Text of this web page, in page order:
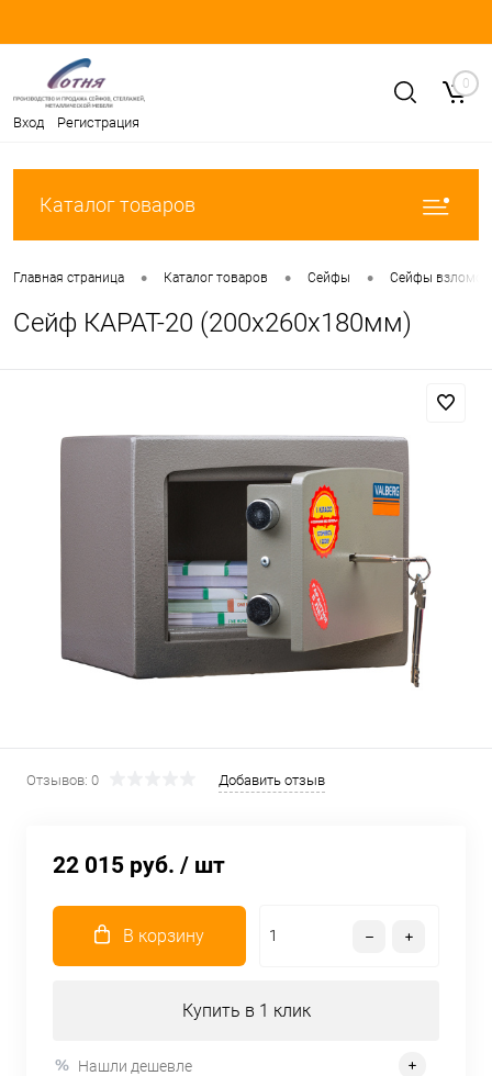
Вход Регистрация
0
Каталог товаров
Главная страница • Каталог товаров • Сейфы • Сейфы
Сейф КАРАТ-20 (200x260x180мм)
Отзывов: 0 Добавить отзыв
22 015 руб. / шт
В корзину
Купить в 1 клик
Нашли дешевле